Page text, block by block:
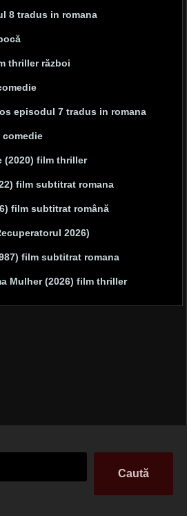
8 tradus in romana
thriller război
episodul 7 tradus in romana
comedie
(2020) film thriller
film subtitrat romana
film subtitrat română
2026)
film subtitrat romana
Mulher (2026) film thriller
Caută